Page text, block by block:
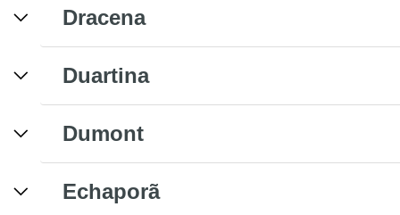
Dracena
Duartina
Dumont
Echaporã